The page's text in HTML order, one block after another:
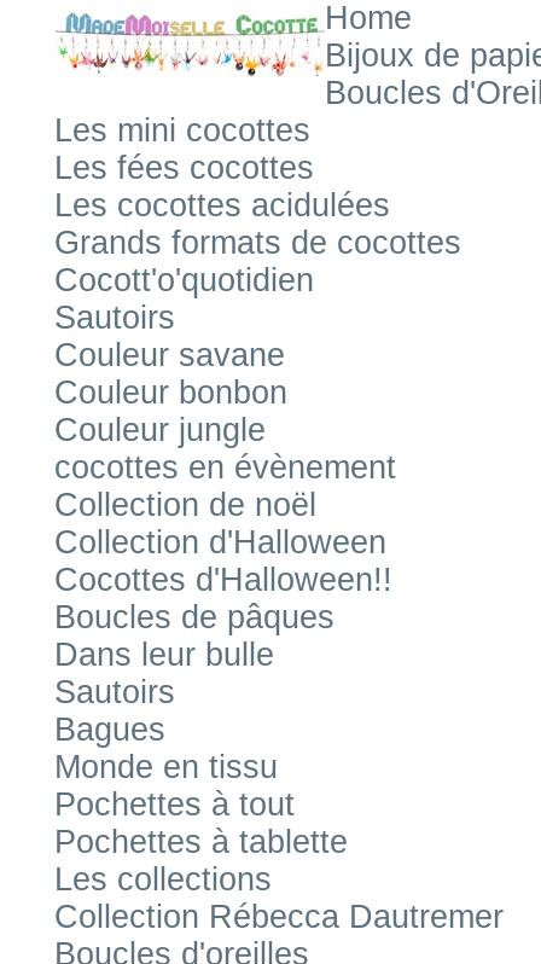
Home
Bijoux de
Boucles
Les mini cocottes
Les fées cocottes
Les cocottes acidulées
Grands formats de cocottes
Cocott'o'quotidien
Sautoirs
Couleur savane
Couleur bonbon
Couleur jungle
cocottes en évènement
Collection de noël
Collection d'Halloween
Cocottes d'Halloween!!
Boucles de pâques
Dans leur bulle
Sautoirs
Bagues
Monde en tissu
Pochettes à tout
Pochettes à tablette
Les collections
Collection Rébecca Dautremer
Boucles d'oreilles